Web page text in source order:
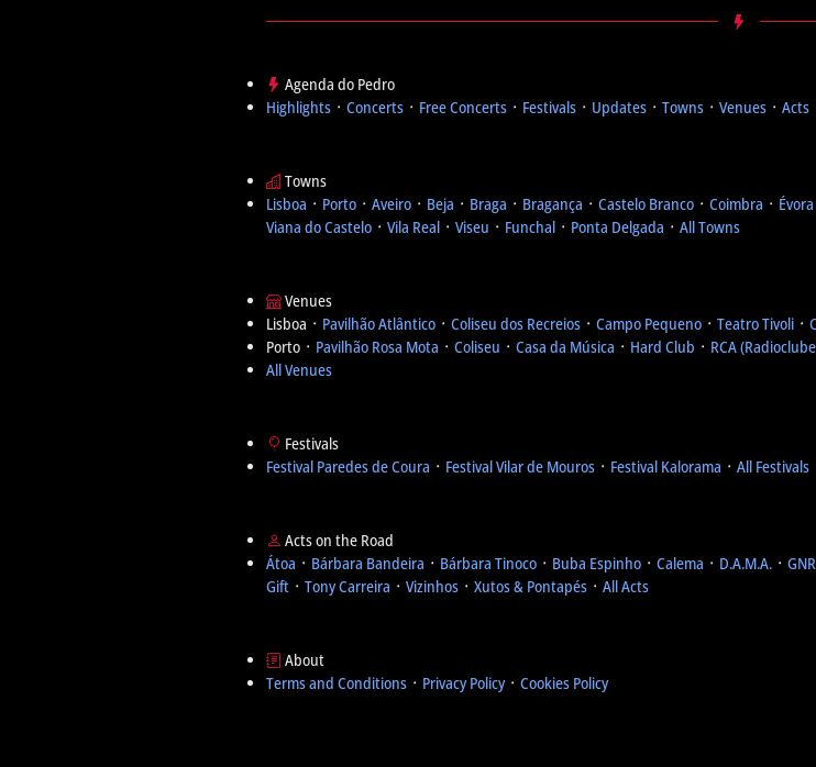
Agenda do Pedro
Highlights ᛫ Concerts ᛫ Free Concerts ᛫ Festivals ᛫ Updates ᛫ Towns ᛫ Venues ᛫ Acts
Towns
Lisboa ᛫ Porto ᛫ Aveiro ᛫ Beja ᛫ Braga ᛫ Bragança ᛫ Castelo Branco ᛫ Coimbra ᛫ Évora
Viana do Castelo ᛫ Vila Real ᛫ Viseu ᛫ Funchal ᛫ Ponta Delgada ᛫ All Towns
Venues
Lisboa ᛫ Pavilhão Atlântico ᛫ Coliseu dos Recreios ᛫ Campo Pequeno ᛫ Teatro Tivoli ᛫
Porto ᛫ Pavilhão Rosa Mota ᛫ Coliseu ᛫ Casa da Música ᛫ Hard Club ᛫ RCA
All Venues
Festivals
Festival Paredes de Coura ᛫ Festival Vilar de Mouros ᛫ Festival Kalorama ᛫ All Festivals
Acts on the Road
Átoa ᛫ Bárbara Bandeira ᛫ Bárbara Tinoco ᛫ Buba Espinho ᛫ Calema ᛫ D.A.M.A. ᛫ GNR
Gift ᛫ Tony Carreira ᛫ Vizinhos ᛫ Xutos & Pontapés ᛫ All Acts
About
Terms and Conditions ᛫ Privacy Policy᛫ Cookies Policy